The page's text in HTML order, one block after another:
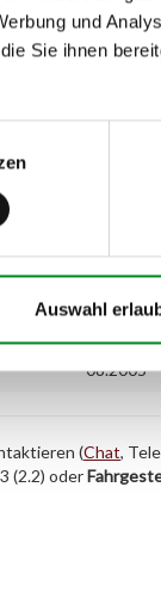
und
Sie ihnen
Auswahl
11.2005
10.2005
10.2005
08.2005
(Chat,
(2.2) oder